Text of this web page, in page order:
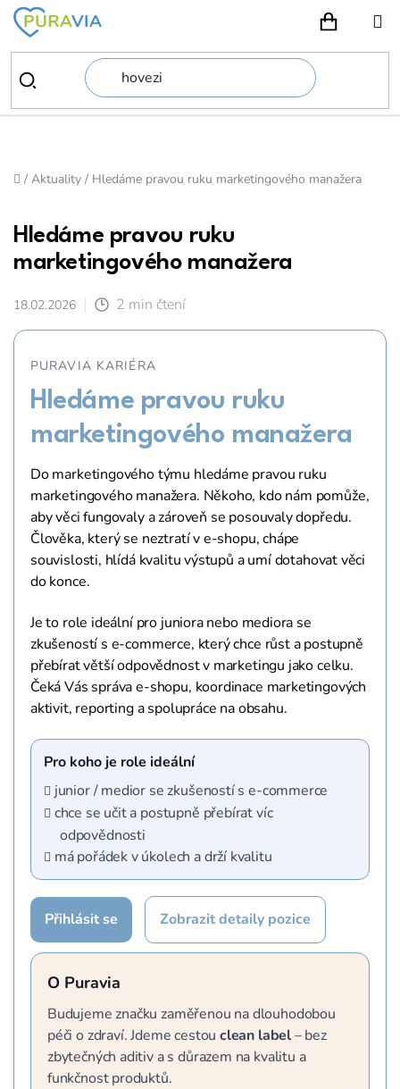
Přejít
obsah
Domů
/ Aktuality / Hledáme pravou ruku marketingového manažera
Hledáme pravou ruku
marketingového manažera
18.02.2026 2 min čtení
PURAVIA KARIÉRA
Hledáme pravou ruku
marketingového manažera
Do marketingového týmu hledáme pravou ruku
marketingového manažera. Někoho, kdo nám pomůže,
aby věci fungovaly a zároveň se posouvaly dopředu.
Člověka, který se neztratí v e-shopu, chápe
souvislosti, hlídá kvalitu výstupů a umí dotahovat věci
do konce.
Je to role ideální pro juniora nebo mediora se
zkušeností s e-commerce, který chce růst a postupně
přebírat větší odpovědnost v marketingu jako celku.
Čeká Vás správa e-shopu, koordinace marketingových
aktivit, reporting a spolupráce na obsahu.
Pro koho je role ideální
junior / medior se zkušeností s e-commerce
chce se učit a postupně přebírat víc
odpovědnosti
má pořádek v úkolech a drží kvalitu
Přihlásit se Zobrazit detaily pozice
O Puravia
Budujeme značku zaměřenou na dlouhodobou
péči o zdraví. Jdeme cestou clean label– bez
zbytečných aditiv a s důrazem na kvalitu a
funkčnost produktů.